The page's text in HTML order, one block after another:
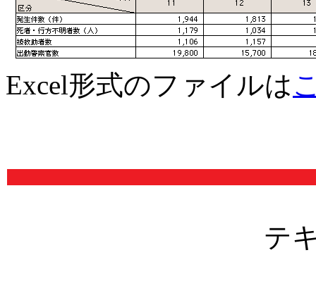
Excel形式のファイルは
テ